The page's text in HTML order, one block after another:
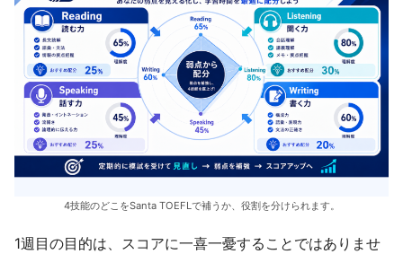
4技能のどこをSanta TOEFLで補うか、役割を分けられます。
1週目の目的は、スコアに一喜一憂することではありませ